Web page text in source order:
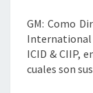
GM: Como
ICID & CIIP,
cuales son